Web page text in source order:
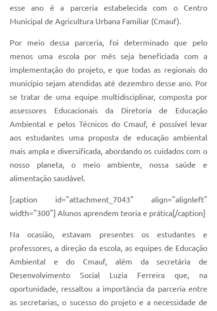
esse ano é a parceria estabelecida com o Centro
Municipal de Agricultura Urbana Familiar (Cmauf).
Por meio dessa parceria, foi determinado que pelo
menos uma escola por mês seja beneficiada com a
implementação do projeto, e que todas as regionais do
município sejam atendidas até dezembro desse ano. Por
se tratar de uma equipe multidisciplinar, composta por
assessores Educacionais da Diretoria de Educação
Ambiental e pelos Técnicos do Cmauf, é possível levar
aos estudantes uma proposta de educação ambiental
mais ampla e diversificada, abordando os cuidados com o
nosso planeta, o meio ambiente, nossa saúde e
alimentação saudável.
[caption id="attachment_7043" align="alignleft"
width="300"] Alunos aprendem teoria e prática[/caption]
Na ocasião, estavam presentes os estudantes e
professores, a direção da escola, as equipes de Educação
Ambiental e do Cmauf, além da secretária de
Desenvolvimento Social Luzia Ferreira que, na
oportunidade, ressaltou a importância da parceria entre
as secretarias, o sucesso do projeto e a necessidade de